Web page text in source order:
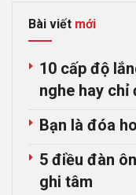
Bài viết mới
10 cấp độ
nghe hay chỉ
Bạn là đóa
5 điều đàn
ghi tâm